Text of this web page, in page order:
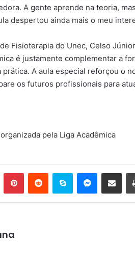
A gente aprende na teoria,
despertou ainda mais o meu
Fisioterapia do Unec, Celso
é justamente complementar a
A aula especial reforçou o
os futuros profissionais para
pela Liga Acadêmica
PinterestReddit Skype Messenger
Compartilhar via e-mail